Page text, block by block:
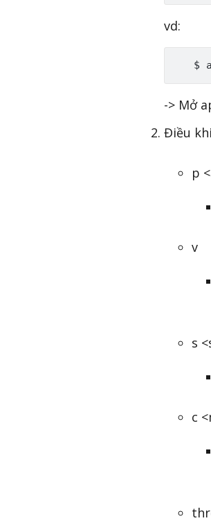
vd:
-> Mở
Điều
p
v
s
c